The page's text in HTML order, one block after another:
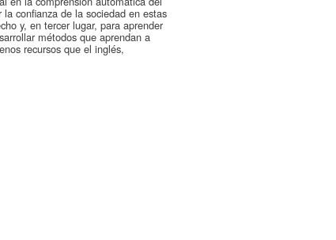
confianza de la sociedad en estas
y, en tercer lugar, para aprender
métodos que aprendan a
recursos que el inglés,